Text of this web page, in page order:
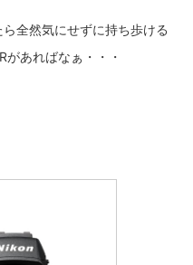
全然気にせずに持ち歩ける
があればなぁ・・・